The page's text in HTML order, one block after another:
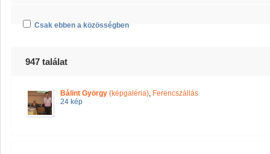
Csak ebben a közösségben
947 találat
Bálint György (képgaléria), Ferencszállás
24 kép